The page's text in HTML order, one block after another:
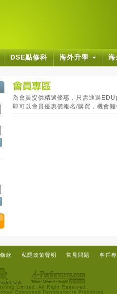
DSE點修科 海外升學
為會員提供精選優惠，只需通過
即可以會員優惠價報名/購買，機會
款 私隱政策聲明 常見問題 客戶
Limited. All Right Reserved.
Expressed Permission is Prohibited.